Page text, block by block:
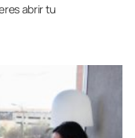
abrir tu